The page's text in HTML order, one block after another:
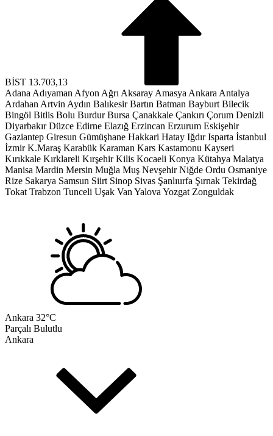
BİST 13.703,13
Adana Adıyaman Afyon Ağrı Aksaray Amasya Ankara Antalya
Ardahan Artvin Aydın Balıkesir Bartın Batman Bayburt Bilecik
Bingöl Bitlis Bolu Burdur Bursa Çanakkale Çankırı Çorum Denizli
Diyarbakır Düzce Edirne Elazığ Erzincan Erzurum Eskişehir
Gaziantep Giresun Gümüşhane Hakkari Hatay Iğdır Isparta İstanbul
İzmir K.Maraş Karabük Karaman Kars Kastamonu Kayseri
Kırıkkale Kırklareli Kırşehir Kilis Kocaeli Konya Kütahya Malatya
Manisa Mardin Mersin Muğla Muş Nevşehir Niğde Ordu Osmaniye
Rize Sakarya Samsun Siirt Sinop Sivas Şanlıurfa Şırnak Tekirdağ
Tokat Trabzon Tunceli Uşak Van Yalova Yozgat Zonguldak
Ankara 32°C
Parçalı Bulutlu
Ankara